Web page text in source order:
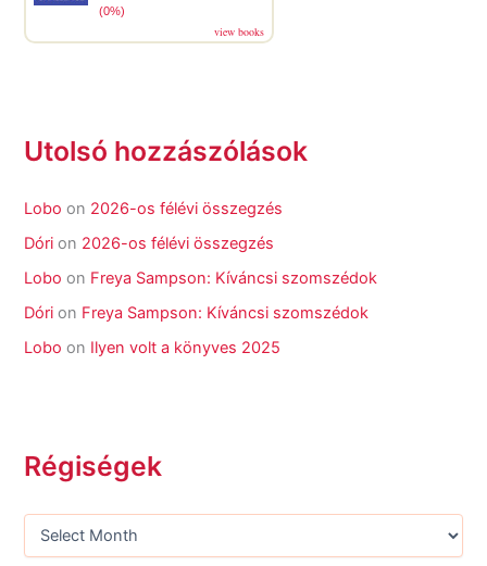
(0%)
view books
Utolsó hozzászólások
Lobo on 2026-os félévi összegzés
Dóri on 2026-os félévi összegzés
Lobo on Freya Sampson: Kíváncsi szomszédok
Dóri on Freya Sampson: Kíváncsi szomszédok
Lobo on Ilyen volt a könyves 2025
Régiségek